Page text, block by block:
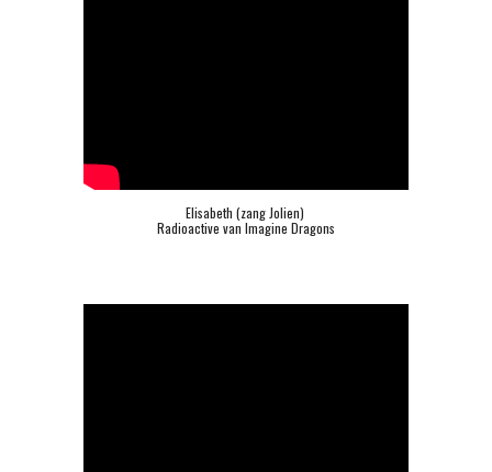
Elisabeth (zang Jolien)
Radioactive van Imagine Dragons